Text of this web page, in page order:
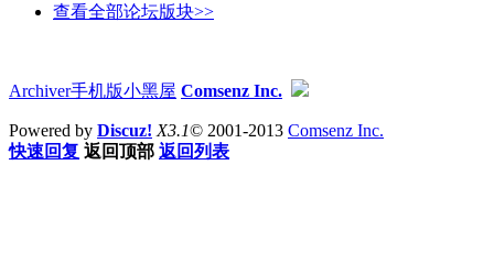
查看全部论坛版块>>
Archiver手机版小黑屋 Comsenz Inc.
Powered by Discuz! X3.1© 2001-2013 Comsenz Inc.
快速回复 返回顶部 返回列表